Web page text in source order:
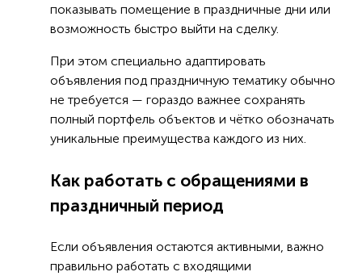
показывать помещение в праздничные дни или
возможность быстро выйти на сделку.
При этом специально адаптировать
объявления под праздничную тематику обычно
не требуется — гораздо важнее сохранять
полный портфель объектов и чётко обозначать
уникальные преимущества каждого из них.
Как работать с обращениями в
праздничный период
Если объявления остаются активными, важно
правильно работать с входящими